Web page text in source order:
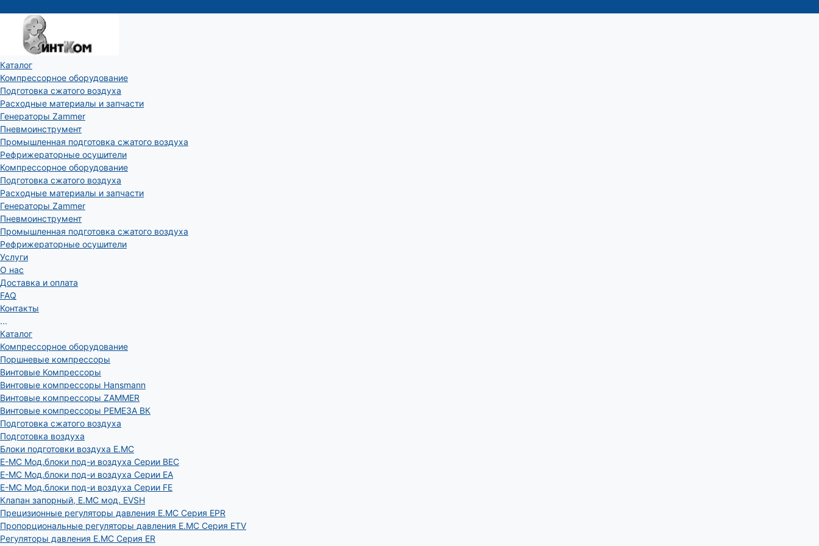
Каталог
Компрессорное оборудование
Подготовка сжатого воздуха
Расходные материалы и запчасти
Генераторы Zammer
Пневмоинструмент
Промышленная подготовка сжатого воздуха
Рефрижераторные осушители
Компрессорное оборудование
Подготовка сжатого воздуха
Расходные материалы и запчасти
Генераторы Zammer
Пневмоинструмент
Промышленная подготовка сжатого воздуха
Рефрижераторные осушители
Услуги
О нас
Доставка и оплата
FAQ
Контакты
...
Каталог
Компрессорное оборудование
Поршневые компрессоры
Винтовые Компрессоры
Винтовые компрессоры Hansmann
Винтовые компрессоры ZAMMER
Винтовые компрессоры РЕМЕЗА ВК
Подготовка сжатого воздуха
Подготовка воздуха
Блоки подготовки воздуха E.MC
E-MC Мод.блоки под-и воздуха Серии BEC
E-MC Мод.блоки под-и воздуха Серии EA
E-MC Мод.блоки под-и воздуха Серии FE
Клапан запорный, E.MC мод. EVSH
Прецизионные регуляторы давления E.MC Серия EPR
Пропорциональные регуляторы давления E.MC Серия ETV
Регуляторы давления E.MC Серия ER